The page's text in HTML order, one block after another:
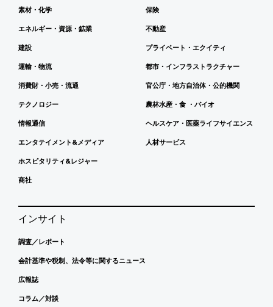
素材・化学
エネルギー・資源・鉱業
建設
運輸・物流
消費財・小売・流通
テクノロジー
情報通信
エンタテイメント&メディア
ホスピタリティ&レジャー
商社
保険
不動産
プライベート・エクイティ
都市・インフラストラクチャー
官公庁・地方自治体・公的機関
農林水産・食 ・バイオ
ヘルスケア・医薬ライフサイエンス
人材サービス
インサイト
調査／レポート
会計基準や税制、法令等に関するニュース
広報誌
コラム／対談